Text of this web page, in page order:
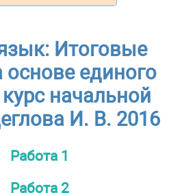
Итоговые
основе единого
курс начальной
И. В. 2016
Работа 1
Работа 2